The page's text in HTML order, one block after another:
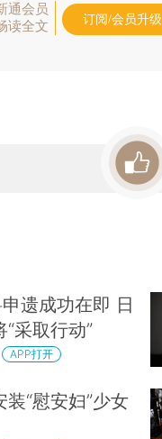
通会员
读全文
订阅/会员升级
遗成功在即 日
采取行动”
APP打开
“慰安妇”少女